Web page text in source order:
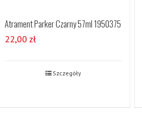
Atrament Parker Czarny 57ml 1950375
22,00 zł
Szczegóły